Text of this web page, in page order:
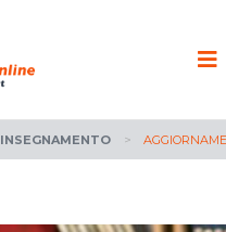
INSEGNAMENTO >